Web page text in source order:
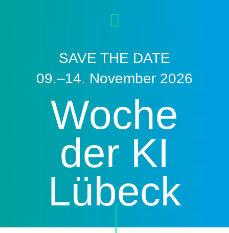
SAVE THE DATE
09.–14. November 2026
Woche
der KI
Lübeck